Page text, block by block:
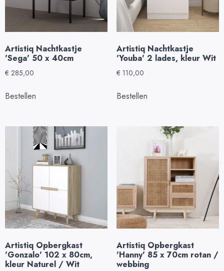
Artistiq Nachtkastje
'Sega' 50 x 40cm
€ 285,00
Bestellen
Artistiq Nachtkastje
'Youba' 2 lades, kleur Wit
€ 110,00
Bestellen
Artistiq Opbergkast
'Gonzalo' 102 x 80cm,
kleur Naturel / Wit
Artistiq Opbergkast
'Hanny' 85 x 70cm rotan /
webbing